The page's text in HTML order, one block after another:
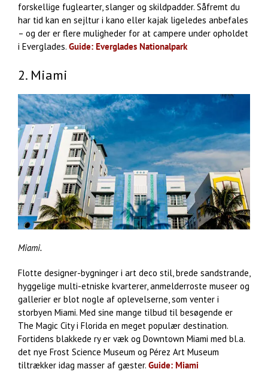
forskellige fuglearter, slanger og skildpadder. Såfremt du
har tid kan en sejltur i kano eller kajak ligeledes anbefales
– og der er flere muligheder for at campere under opholdet
i Everglades. Guide: Everglades Nationalpark
2. Miami
Miami.
Flotte designer-bygninger i art deco stil, brede sandstrande,
hyggelige multi-etniske kvarterer, anmelderroste museer og
gallerier er blot nogle af oplevelserne, som venter i
storbyen Miami. Med sine mange tilbud til besøgende er
The Magic City i Florida en meget populær destination.
Fortidens blakkede ry er væk og Downtown Miami med bl.a.
det nye Frost Science Museum og Pérez Art Museum
tiltrækker idag masser af gæster. Guide: Miami